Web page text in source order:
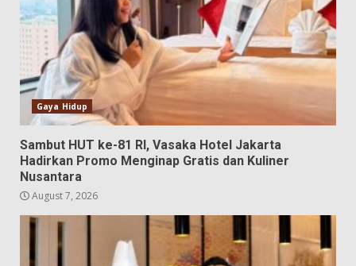
Gaya Hidup
Sambut HUT ke-81 RI, Vasaka Hotel Jakarta
Hadirkan Promo Menginap Gratis dan Kuliner
Nusantara
August 7, 2026